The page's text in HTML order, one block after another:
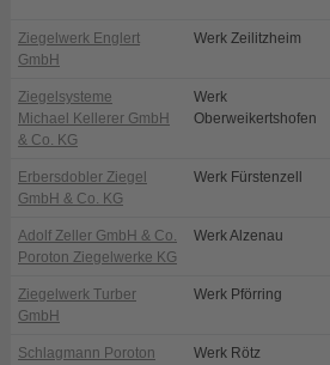
Ziegelwerk Englert
GmbH
Werk Zeilitzheim
Ziegelsysteme
Michael Kellerer GmbH
& Co. KG
Werk
Oberweikertshofen
Erbersdobler Ziegel
GmbH & Co. KG
Werk Fürstenzell
Adolf Zeller GmbH & Co.
Poroton Ziegelwerke KG
Werk Alzenau
Ziegelwerk Turber
GmbH
Werk Pförring
Schlagmann Poroton
Werk Rötz